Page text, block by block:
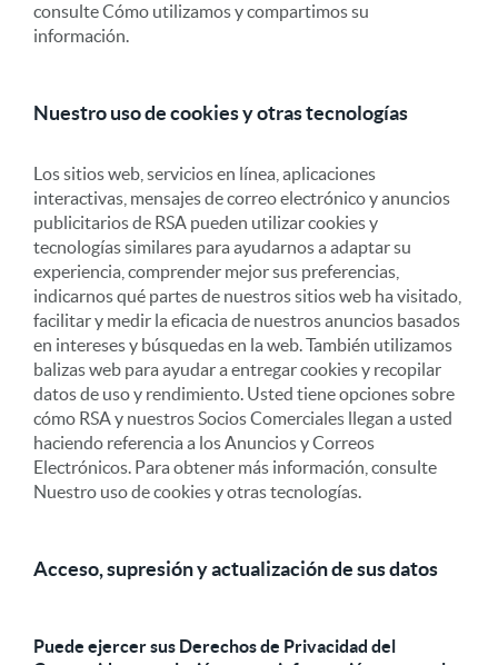
consulte Cómo utilizamos y compartimos su
información.
Nuestro uso de cookies y otras tecnologías
Los sitios web, servicios en línea, aplicaciones
interactivas, mensajes de correo electrónico y anuncios
publicitarios de RSA pueden utilizar cookies y
tecnologías similares para ayudarnos a adaptar su
experiencia, comprender mejor sus preferencias,
indicarnos qué partes de nuestros sitios web ha visitado,
facilitar y medir la eficacia de nuestros anuncios basados
en intereses y búsquedas en la web. También utilizamos
balizas web para ayudar a entregar cookies y recopilar
datos de uso y rendimiento. Usted tiene opciones sobre
cómo RSA y nuestros Socios Comerciales llegan a usted
haciendo referencia a los Anuncios y Correos
Electrónicos. Para obtener más información, consulte
Nuestro uso de cookies y otras tecnologías.
Acceso, supresión y actualización de sus datos
Puede ejercer sus Derechos de Privacidad del